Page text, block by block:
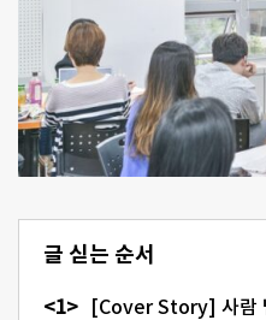
글 싣는 순서
[Cover Story] 사람